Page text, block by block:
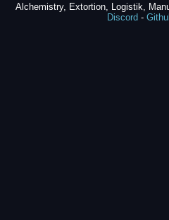
Alchemistry, Extortion, Logistik,
Discord -